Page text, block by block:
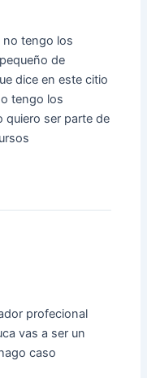
no tengo los
de
dice en este citio
tengo los
quiero ser parte de
profecional
vas a ser un
caso